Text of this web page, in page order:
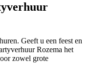
Geeft u een feest en
Rozema het
zowel grote